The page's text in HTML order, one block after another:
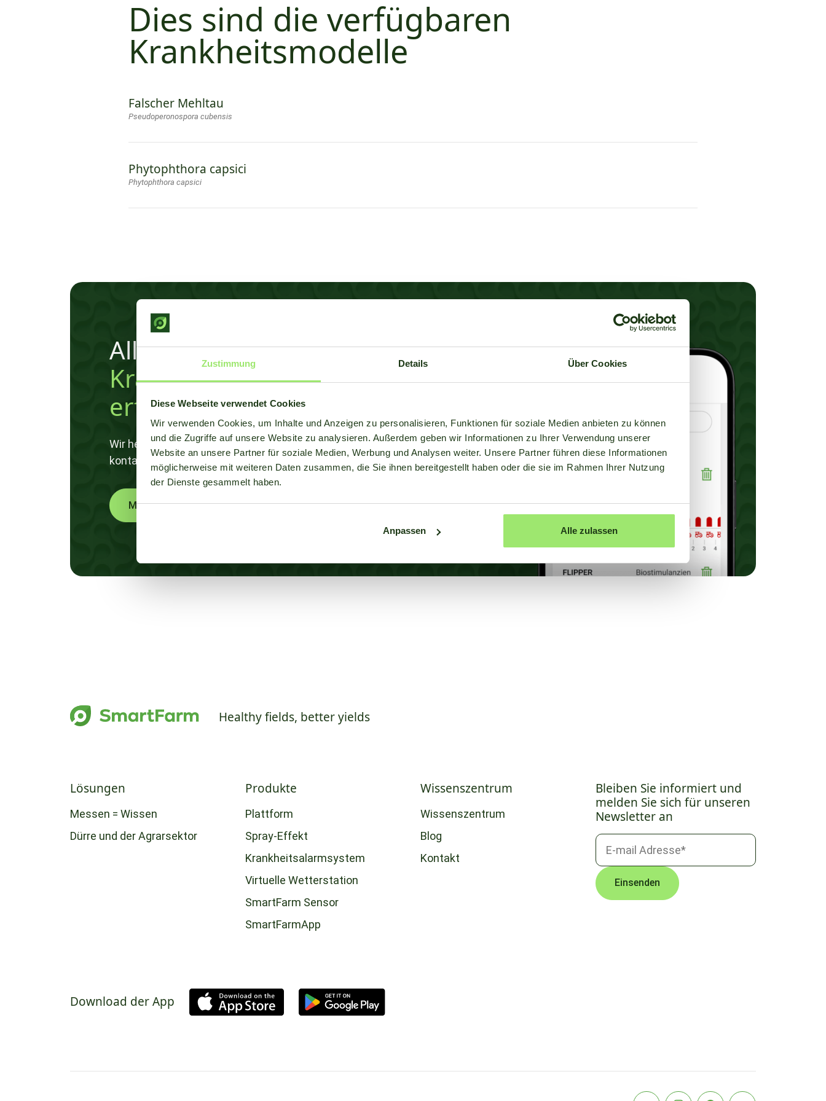
Zustimmung Details Über Cookies
Diese Webseite verwendet Cookies
Wir verwenden Cookies, um Inhalte und Anzeigen zu personalisieren, Funktionen für soziale Medien anbieten zu können
und die Zugriffe auf unsere Website zu analysieren. Außerdem geben wir Informationen zu Ihrer Verwendung unserer
Website an unsere Partner für soziale Medien, Werbung und Analysen weiter. Unsere Partner führen diese Informationen
möglicherweise mit weiteren Daten zusammen, die Sie ihnen bereitgestellt haben oder die sie im Rahmen Ihrer Nutzung
der Dienste gesammelt haben.
Anpassen Alle zulassen
Dies sind die verfügbaren
Krankheitsmodelle
Falscher Mehltau
Pseudoperonospora cubensis
Phytophthora capsici
Phytophthora capsici
Alles über unsere
Krankheitsmodelle
erfahren?
Wir helfen und denken gerne mit Ihnen; zögern Sie nicht, uns zu
kontaktieren!
Mehr erfahren
Healthy fields, better yields
Lösungen
Messen = Wissen
Dürre und der Agrarsektor
Produkte
Plattform
Spray-Effekt
Krankheitsalarmsystem
Virtuelle Wetterstation
SmartFarm Sensor
SmartFarmApp
Wissenszentrum
Wissenszentrum
Blog
Kontakt
Bleiben Sie informiert und
melden Sie sich für unseren
Newsletter an
Download der App